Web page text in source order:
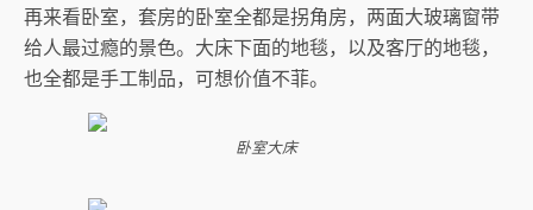
再来看卧室，套房的卧室全都是拐角房，两面大玻璃窗带
给人最过瘾的景色。大床下面的地毯，以及客厅的地毯，
也全都是手工制品，可想价值不菲。
卧室大床